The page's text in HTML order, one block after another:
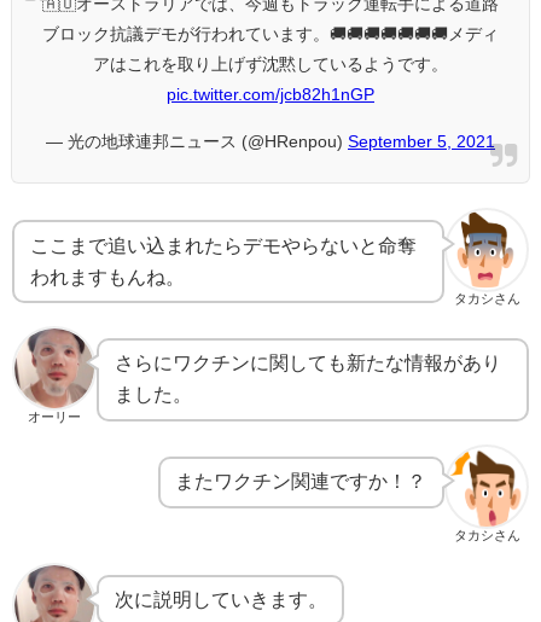
🇦🇺オーストラリアでは、今週もトラック運転手による道路
ブロック抗議デモが行われています。🚚🚚🚚🚚🚚🚚🚚メディ
アはこれを取り上げず沈黙しているようです。
pic.twitter.com/jcb82h1nGP
— 光の地球連邦ニュース (@HRenpou) September 5, 2021
タカシさん
ここまで追い込まれたらデモやらないと命奪
われますもんね。
オーリー
さらにワクチンに関しても新たな情報があり
ました。
タカシさん
またワクチン関連ですか！？
次に説明していきます。